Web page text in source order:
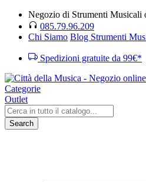
Negozio di Strumenti Musicali
085.79.96.209
Chi Siamo Blog Strumenti
Spedizioni gratuite da 99€*
Categorie
Outlet
Search